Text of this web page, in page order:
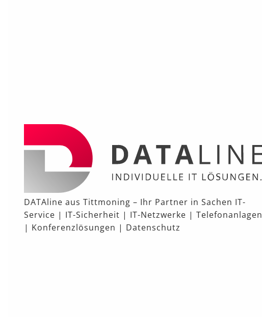
DATAline aus Tittmoning – Ihr Partner in Sachen IT-
Service | IT-Sicherheit | IT-Netzwerke | Telefonanlagen
| Konferenzlösungen | Datenschutz